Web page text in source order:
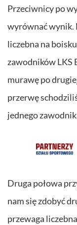
Przeciwnicy po
wyrównać wynik.
liczebna na
zawodników LKS
murawę po
przerwę
jednego
Druga połowa
nam się zdobyć
przewaga